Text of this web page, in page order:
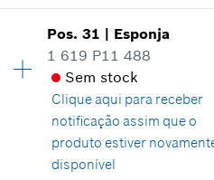
1,73 €*
*Recomendação de
fabricante incluindo IVA
Adicionar ao
Disponibilidade 1
Grupo de preço
Informações de peças
Comprovante de
Indicar na apresentação
Pos.31 | Esponja
1 619 P11 488
Sem stock
Clique aqui para receber
notificação assim que o
produto estiver
disponível